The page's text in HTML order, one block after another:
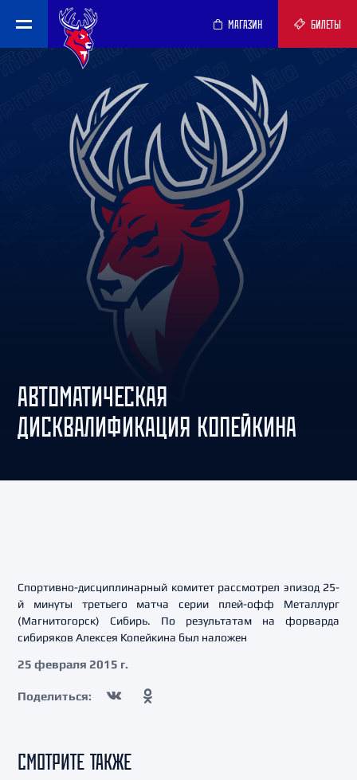
МАГАЗИН БИЛЕТЫ
АВТОМАТИЧЕСКАЯ
ДИСКВАЛИФИКАЦИЯ КОПЕЙКИНА
Спортивно-дисциплинарный комитет рассмотрел эпизод 25-
й минуты третьего матча серии плей-офф Металлург
(Магнитогорск) Сибирь. По результатам на форварда
сибиряков Алексея Копейкина был наложен
25 февраля 2015 г.
Поделиться:
СМОТРИТЕ ТАКЖЕ